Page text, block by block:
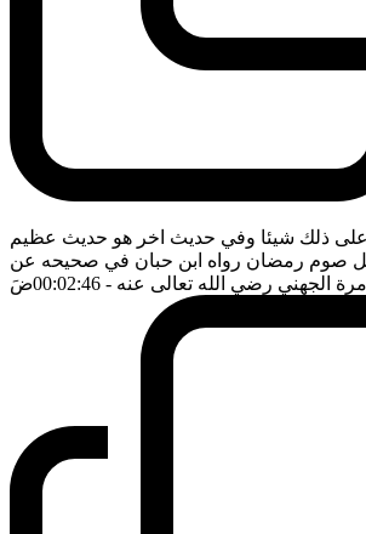
على ذلك شيئا وفي حديث اخر هو حديث عظيم
صوم رمضان رواه ابن حبان في صحيحه عن
الجهني رضي الله تعالى عنه - 00:02:46 ضَ